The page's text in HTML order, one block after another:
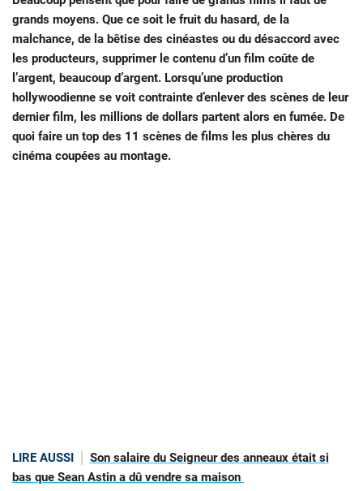
grands moyens. Que ce soit le fruit du hasard, de la
malchance, de la bêtise des cinéastes ou du désaccord avec
les producteurs, supprimer le contenu d’un film coûte de
l’argent, beaucoup d’argent. Lorsqu’une production
hollywoodienne se voit contrainte d’enlever des scènes de leur
dernier film, les millions de dollars partent alors en fumée. De
quoi faire un top des 11 scènes de films les plus chères du
cinéma coupées au montage.
LIRE AUSSI
Son salaire du Seigneur des anneaux était si
bas que Sean Astin a dû vendre sa maison